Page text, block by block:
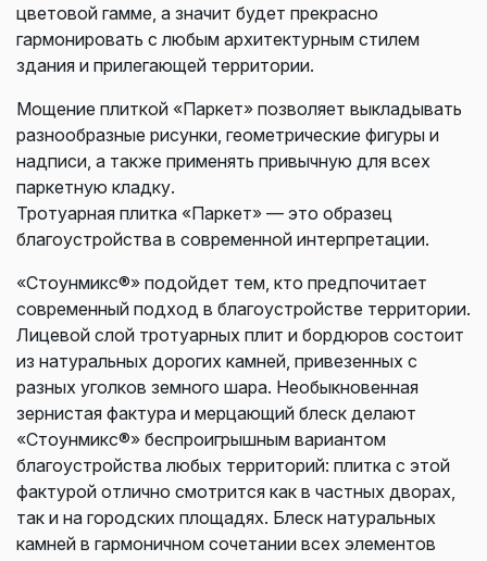
цветовой гамме, а значит будет прекрасно
гармонировать с любым архитектурным стилем
здания и прилегающей территории.
Мощение плиткой «Паркет» позволяет выкладывать
разнообразные рисунки, геометрические фигуры и
надписи, а также применять привычную для всех
паркетную кладку.
Тротуарная плитка «Паркет» — это образец
благоустройства в современной интерпретации.
«Стоунмикс®» подойдет тем, кто предпочитает
современный подход в благоустройстве территории.
Лицевой слой тротуарных плит и бордюров состоит
из натуральных дорогих камней, привезенных с
разных уголков земного шара. Необыкновенная
зернистая фактура и мерцающий блеск делают
«Стоунмикс®» беспроигрышным вариантом
благоустройства любых территорий: плитка с этой
фактурой отлично смотрится как в частных дворах,
так и на городских площадях. Блеск натуральных
камней в гармоничном сочетании всех элементов